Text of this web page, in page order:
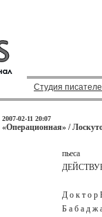
Студия
2007-02-11 20:07
«Операционная» /
пьеса
Д о к т о р
Б а б а д ж